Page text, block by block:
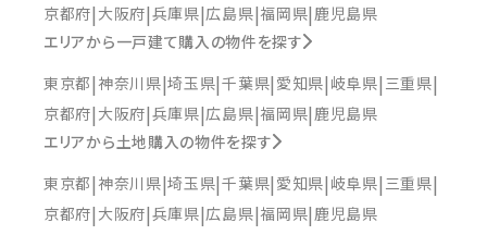
京都府 大阪府 兵庫県 広島県 福岡県 鹿児島県
エリアから一戸建て購入の物件を探す
東京都 神奈川県 埼玉県 千葉県 愛知県 岐阜県 三重県
京都府 大阪府 兵庫県 広島県 福岡県 鹿児島県
エリアから土地購入の物件を探す
東京都 神奈川県 埼玉県 千葉県 愛知県 岐阜県 三重県
京都府 大阪府 兵庫県 広島県 福岡県 鹿児島県